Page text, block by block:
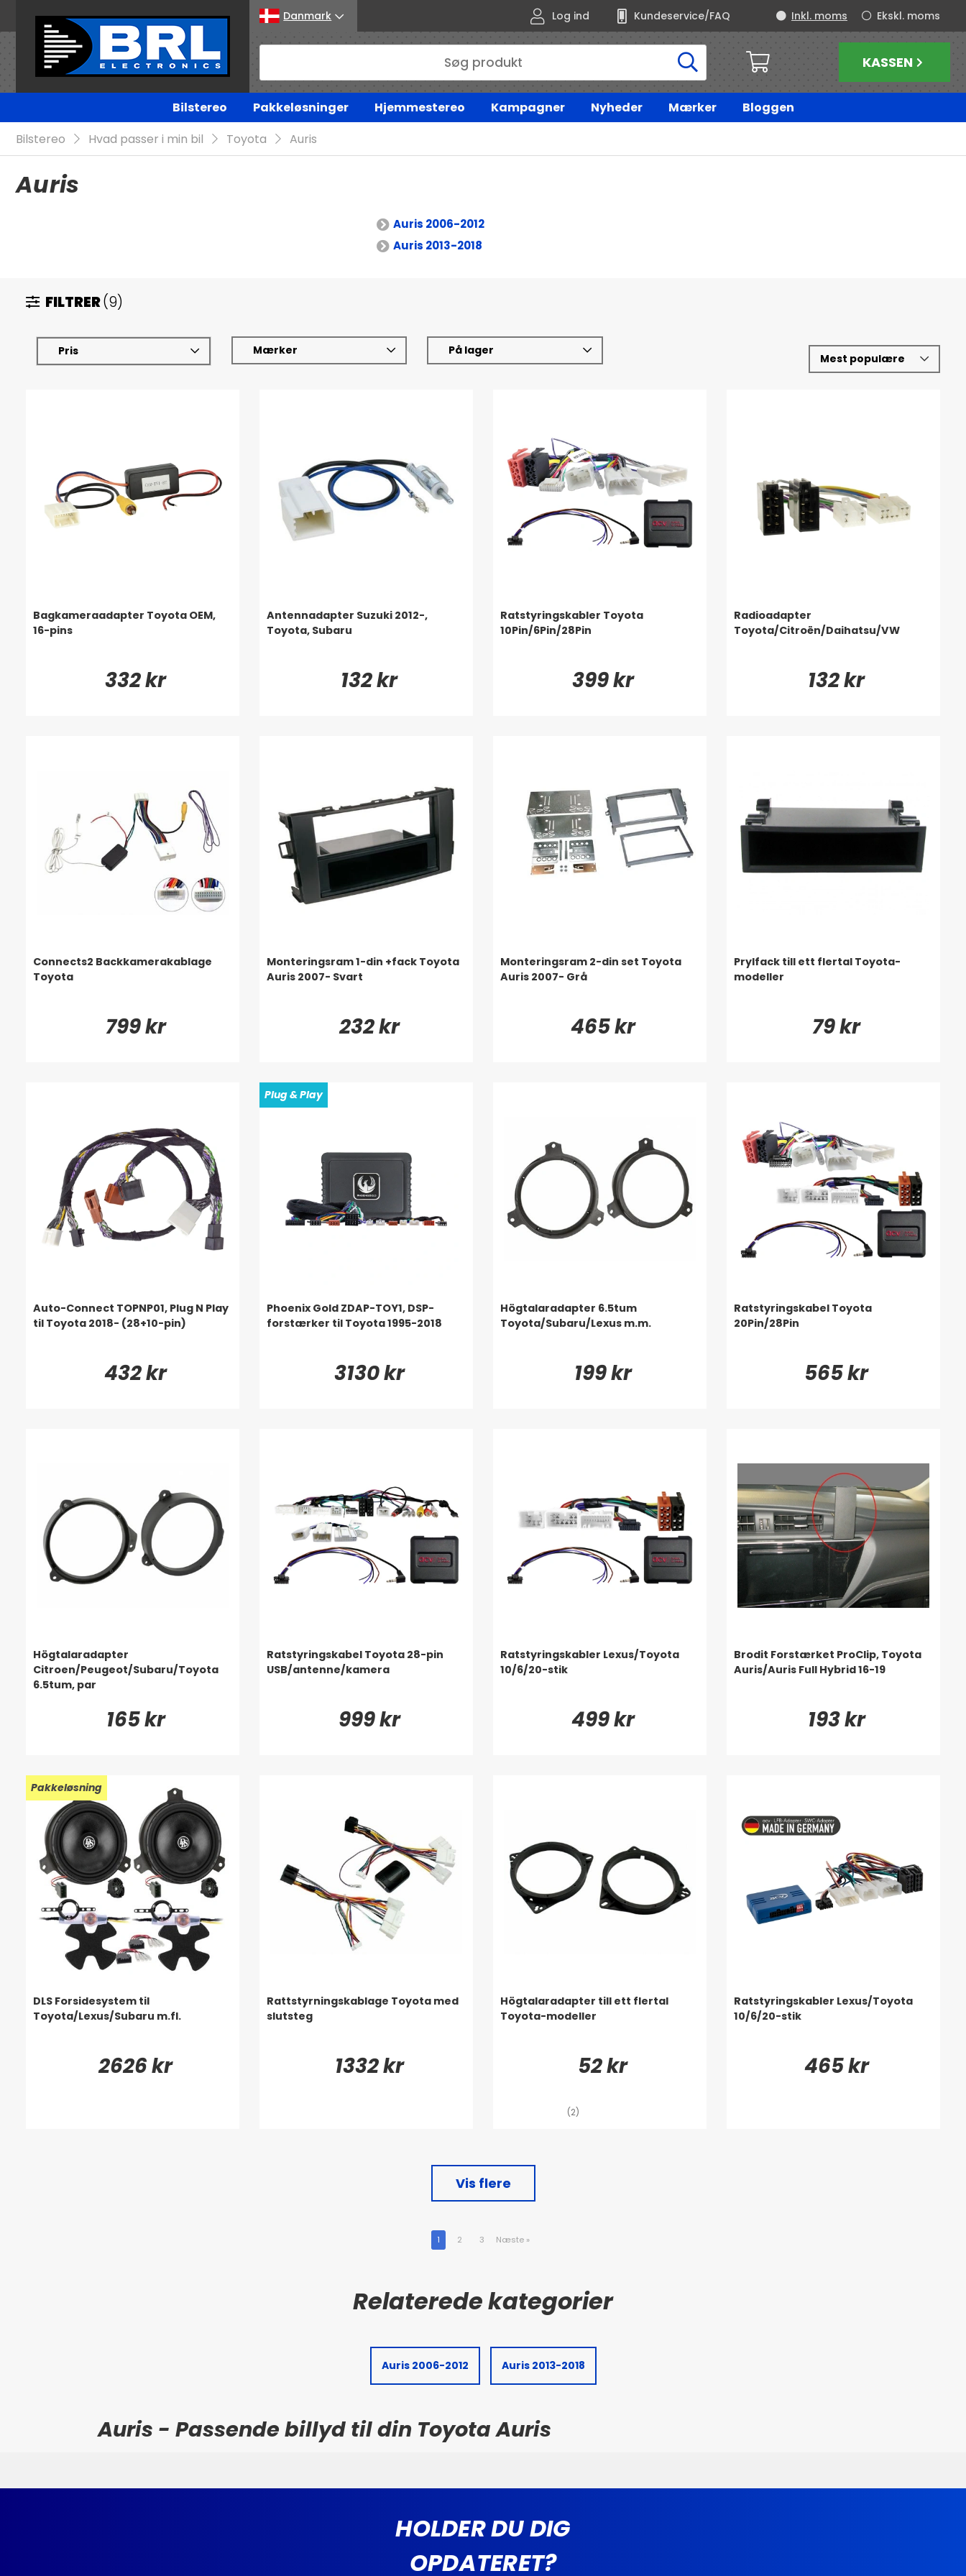
Danmark Log ind Kundeservice/FAQ Ekskl. moms
Inkl. moms
KASSEN
Bilstereo Pakkeløsninger Hjemmestereo Kampagner Nyheder Mærker
Bloggen
Bilstereo
Hvad passer i min bil Toyota Auris
Auris
Auris 2006-2012
Auris 2013-2018
FILTRER(9)
Pris Mærker På lager
Bagkameraadapter Toyota OEM,
16-pins
332 kr
Antennadapter Suzuki 2012-,
Toyota, Subaru
132 kr
Ratstyringskabler Toyota
10Pin/6Pin/28Pin
399 kr
Radioadapter
Toyota/Citroën/Daihatsu/VW
132 kr
Connects2 Backkamerakablage
Toyota
799 kr
Monteringsram 1-din +fack Toyota
Auris 2007- Svart
232 kr
Monteringsram 2-din set Toyota
Auris 2007- Grå
465 kr
Prylfack till ett flertal Toyota-
modeller
79 kr
Auto-Connect TOPNP01, Plug N Play
til Toyota 2018- (28+10-pin)
432 kr
Plug & Play
Phoenix Gold ZDAP-TOY1, DSP-
forstærker til Toyota 1995-2018
3130 kr
Högtalaradapter 6.5tum
Toyota/Subaru/Lexus m.m.
199 kr
Ratstyringskabel Toyota
20Pin/28Pin
565 kr
Högtalaradapter
Citroen/Peugeot/Subaru/Toyota
6.5tum, par
165 kr
Ratstyringskabel Toyota 28-pin
USB/antenne/kamera
999 kr
Ratstyringskabler Lexus/Toyota
10/6/20-stik
499 kr
Brodit Forstærket ProClip, Toyota
Auris/Auris Full Hybrid 16-19
193 kr
Pakkeløsning
DLS Forsidesystem til
Toyota/Lexus/Subaru m.fl.
2626 kr
Rattstyrningskablage Toyota med
slutsteg
1332 kr
Högtalaradapter till ett flertal
Toyota-modeller
52 kr
(2)
Ratstyringskabler Lexus/Toyota
10/6/20-stik
465 kr
Vis flere
1 2 3 Næste »
Auris 2006-2012 Auris 2013-2018
Auris - Passende billyd til din Toyota Auris
HOLDER DU DIG
OPDATERET?